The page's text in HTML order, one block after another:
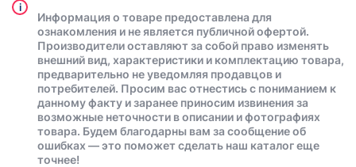
i
Информация о товаре предоставлена для
ознакомления и не является публичной офертой.
Производители оставляют за собой право изменять
внешний вид, характеристики и комплектацию товара,
предварительно не уведомляя продавцов и
потребителей. Просим вас отнестись с пониманием к
данному факту и заранее приносим извинения за
возможные неточности в описании и фотографиях
товара. Будем благодарны вам за сообщение об
ошибках — это поможет сделать наш каталог еще
точнее!